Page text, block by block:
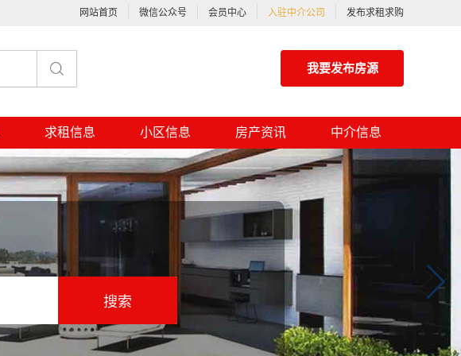
网站首页 微信公众号 会员中心 入驻中介公司 发布求租求购
我要发布房源
求租信息 小区信息 房产资讯 中介信息
搜索